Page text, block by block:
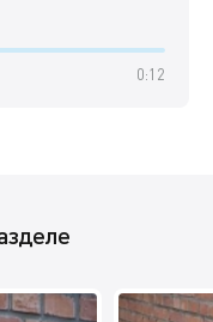
0:12